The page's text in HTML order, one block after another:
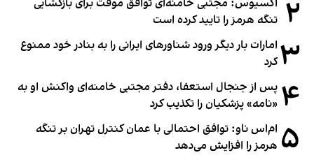
۲ اکسیوس: مجتبی خامنه‌ای توافق موقت برای بازگشایی
تنگه هرمز را تایید کرده است
۳ امارات بار دیگر ورود شناورهای ایرانی را به بنادر خود ممنوع
کرد
۴ پس از جنجال استعفا، دفتر مجتبی خامنه‌ای واکنش او به
«نامه» پزشکیان را تکذیب کرد
۵ ام‌اس ناو: توافق احتمالی با عمان کنترل تهران بر تنگه
هرمز را افزایش می‌دهد